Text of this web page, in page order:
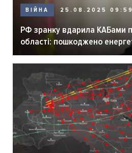
ВІЙНА 25.08.2025 09:59
РФ зранку вдарила КАБами
області: пошкоджено
газопостачання